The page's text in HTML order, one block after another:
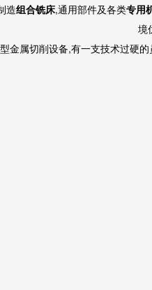
造组合铣床,通用部件及各类专用
境
金属切削设备,有一支技术过硬